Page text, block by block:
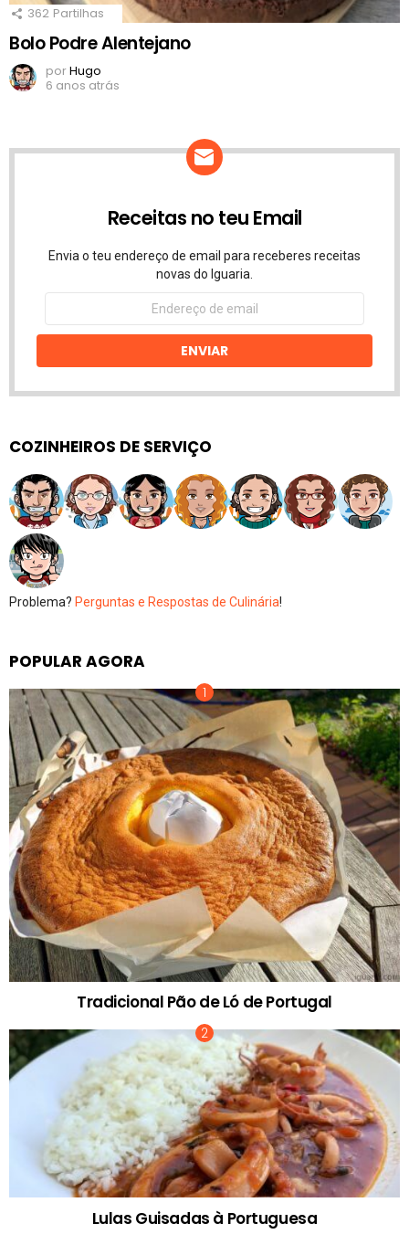
362 Partilhas
Bolo Podre Alentejano
porHugo
6 anos atrás
Receitas no teu Email
Envia o teu endereço de email para receberes receitas
novas do Iguaria.
Endereço
email
ENVIAR
COZINHEIROS DE SERVIÇO
Problema? Perguntas e Respostas de Culinária!
POPULAR AGORA
Tradicional Pão de Ló de Portugal
Lulas Guisadas à Portuguesa